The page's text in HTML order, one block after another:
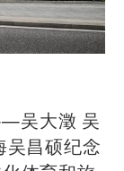
吴大澂 吴
吴昌硕纪念